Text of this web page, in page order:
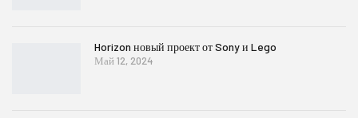
Horizon новый проект от Sony и Lego
Май 12, 2024